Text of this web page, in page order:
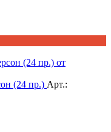
(24 пр.) Арт.: